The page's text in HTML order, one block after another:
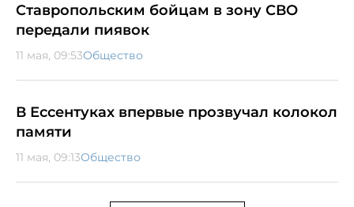
Ставропольским бойцам в зону СВО
передали пиявок
11 мая, 09:53Общество
В Ессентуках впервые прозвучал колокол
памяти
11 мая, 09:13Общество